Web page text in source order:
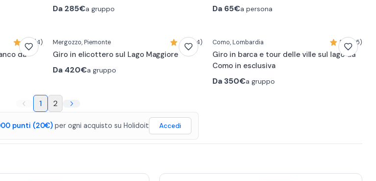
Da 285€a gruppo Da 65€a persona
5,0 (4)
da
Mergozzo, Piemonte 4,7 (34)
Giro in elicottero sul Lago Maggiore
Da 420€a gruppo
0:14
Como, Lombardia 5,0 (35)
Giro in barca e tour delle ville sul lago da
Como in esclusiva
Da350€a gruppo
1 2
punti (20€) per ogni acquisto su Holidoit Accedi